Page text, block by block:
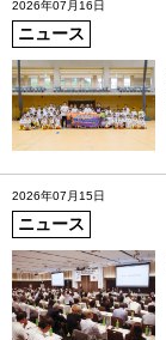
2026年07月16日
ニュース
2026年07月15日
ニュース